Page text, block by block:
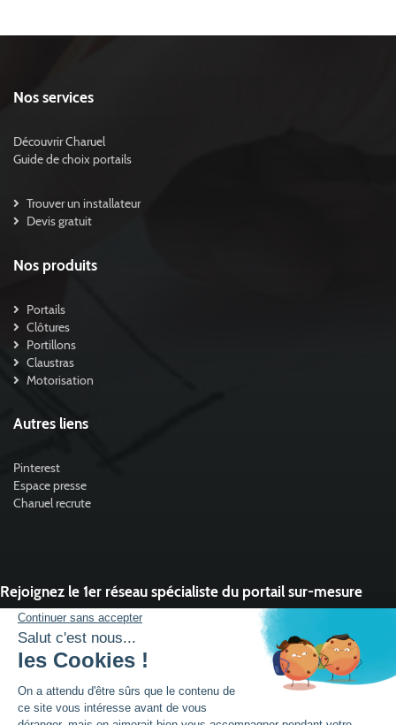
Nos services
Découvrir Charuel
Guide de choix portails
Trouver un installateur
Devis gratuit
Nos produits
Portails
Clôtures
Portillons
Claustras
Motorisation
Autres liens
Pinterest
Espace presse
Charuel recrute
Rejoignez le 1er réseau spécialiste du portail sur-mesure
Vous souhaitez développer l'activité portail de votre entreprise ?
Rejoindre un réseau dynamique, avec un service et des outils qui font la
différence ?